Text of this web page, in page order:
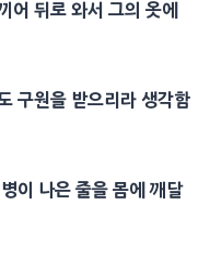
어 뒤로 와서 그의 옷에
구원을 받으리라 생각함
이 나은 줄을 몸에 깨달